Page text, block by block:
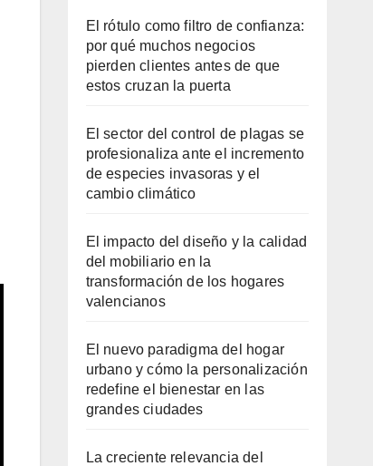
El rótulo como filtro de confianza:
por qué muchos negocios
pierden clientes antes de que
estos cruzan la puerta
El sector del control de plagas se
profesionaliza ante el incremento
de especies invasoras y el
cambio climático
El impacto del diseño y la calidad
del mobiliario en la
transformación de los hogares
valencianos
El nuevo paradigma del hogar
urbano y cómo la personalización
redefine el bienestar en las
grandes ciudades
La creciente relevancia del